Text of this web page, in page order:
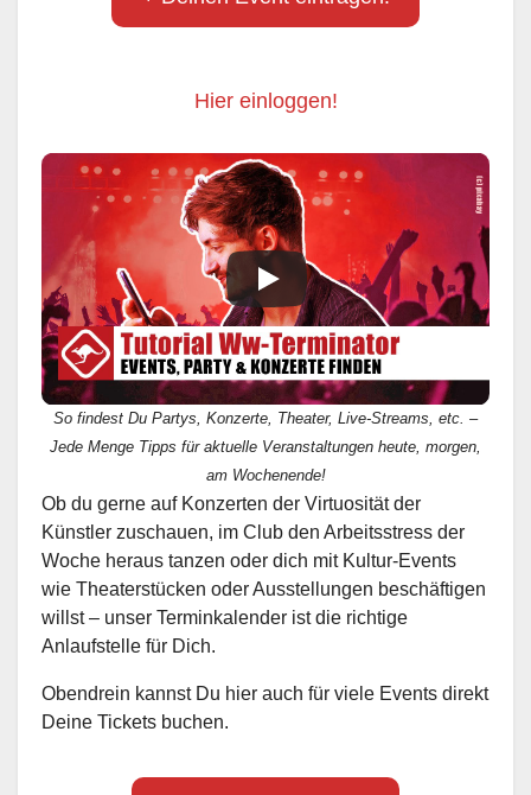
Hier einloggen!
So findest Du Partys, Konzerte, Theater, Live-Streams, etc. –
Jede Menge Tipps für aktuelle Veranstaltungen heute, morgen,
am Wochenende!
Ob du gerne auf Konzerten der Virtuosität der
Künstler zuschauen, im Club den Arbeitsstress der
Woche heraus tanzen oder dich mit Kultur-Events
wie Theaterstücken oder Ausstellungen beschäftigen
willst – unser Terminkalender ist die richtige
Anlaufstelle für Dich.
Obendrein kannst Du hier auch für viele Events direkt
Deine Tickets buchen.